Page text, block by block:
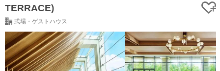
TERRACE)
式場・ゲストハウス